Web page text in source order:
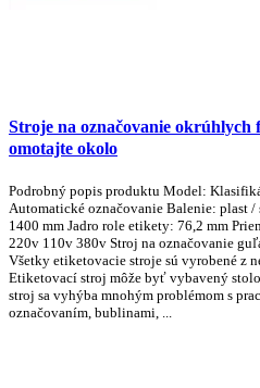
Stroje na označovanie
omotajte okolo
Podrobný popis produktu Model:
Automatické označovanie Balenie: plast
1400 mm Jadro role etikety: 76,2 mm
220v 110v 380v Stroj na označovanie
Všetky etiketovacie stroje sú vyrobené z
Etiketovací stroj môže byť vybavený
stroj sa vyhýba mnohým problémom s
označovaním, bublinami, ...